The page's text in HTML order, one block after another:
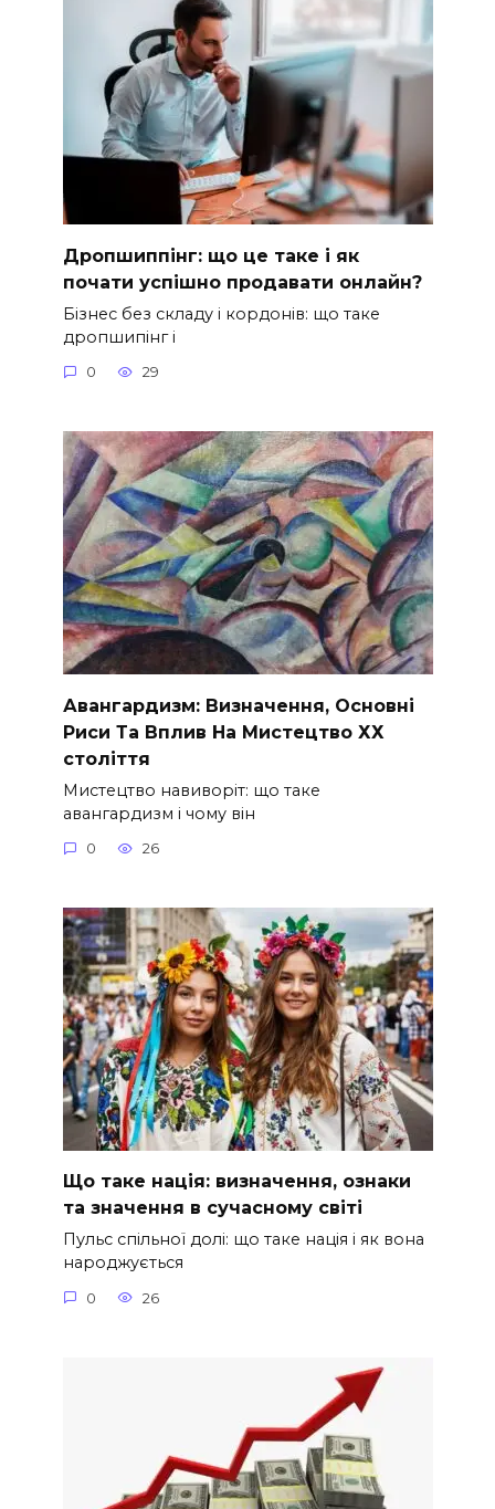
Дропшиппінг: що це таке і як
почати успішно продавати онлайн?
Бізнес без складу і кордонів: що таке
дропшипінг і
0 29
Авангардизм: Визначення, Основні
Риси Та Вплив На Мистецтво ХХ
століття
Мистецтво навиворіт: що таке
авангардизм і чому він
0 26
Що таке нація: визначення, ознаки
та значення в сучасному світі
Пульс спільної долі: що таке нація і як вона
народжується
0 26